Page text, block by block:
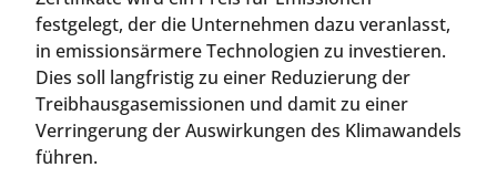
festgelegt, der die Unternehmen dazu veranlasst,
in emissionsärmere Technologien zu investieren.
Dies soll langfristig zu einer Reduzierung der
Treibhausgasemissionen und damit zu einer
Verringerung der Auswirkungen des Klimawandels
führen.